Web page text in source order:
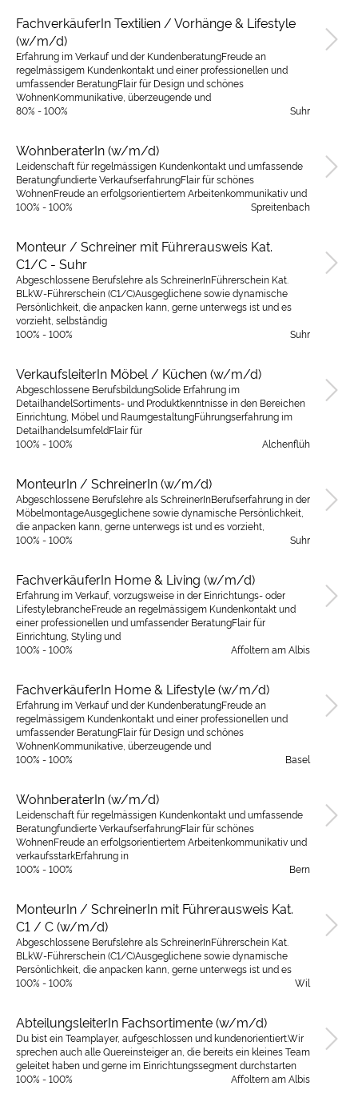
FachverkäuferIn Textilien / Vorhänge & Lifestyle
(w/m/d)
Erfahrung im Verkauf und der KundenberatungFreude an
regelmässigem Kundenkontakt und einer professionellen und
umfassender BeratungFlair für Design und schönes
WohnenKommunikative, überzeugende und
80% - 100%
Suhr
WohnberaterIn (w/m/d)
Leidenschaft für regelmässigen Kundenkontakt und umfassende
Beratungfundierte VerkaufserfahrungFlair für schönes
WohnenFreude an erfolgsorientiertem Arbeitenkommunikativ und
100% - 100%
Spreitenbach
Monteur / Schreiner mit Führerausweis Kat.
C1/C - Suhr
Abgeschlossene Berufslehre als SchreinerInFührerschein Kat.
BLkW-Führerschein (C1/C)Ausgeglichene sowie dynamische
Persönlichkeit, die anpacken kann, gerne unterwegs ist und es
vorzieht, selbständig
100% - 100%
Suhr
VerkaufsleiterIn Möbel / Küchen (w/m/d)
Abgeschlossene BerufsbildungSolide Erfahrung im
DetailhandelSortiments- und Produktkenntnisse in den Bereichen
Einrichtung, Möbel und RaumgestaltungFührungserfahrung im
DetailhandelsumfeldFlair für
100% - 100%
Alchenflüh
MonteurIn / SchreinerIn (w/m/d)
Abgeschlossene Berufslehre als SchreinerInBerufserfahrung in der
MöbelmontageAusgeglichene sowie dynamische Persönlichkeit,
die anpacken kann, gerne unterwegs ist und es vorzieht,
100% - 100%
Suhr
FachverkäuferIn Home & Living (w/m/d)
Erfahrung im Verkauf, vorzugsweise in der Einrichtungs- oder
LifestylebrancheFreude an regelmässigem Kundenkontakt und
einer professionellen und umfassender BeratungFlair für
Einrichtung, Styling und
100% - 100%
Affoltern am Albis
FachverkäuferIn Home & Lifestyle (w/m/d)
Erfahrung im Verkauf und der KundenberatungFreude an
regelmässigem Kundenkontakt und einer professionellen und
umfassender BeratungFlair für Design und schönes
WohnenKommunikative, überzeugende und
100% - 100%
Basel
WohnberaterIn (w/m/d)
Leidenschaft für regelmässigen Kundenkontakt und umfassende
Beratungfundierte VerkaufserfahrungFlair für schönes
WohnenFreude an erfolgsorientiertem Arbeitenkommunikativ und
verkaufsstarkErfahrung in
100% - 100%
Bern
MonteurIn / SchreinerIn mit Führerausweis Kat.
C1 / C (w/m/d)
Abgeschlossene Berufslehre als SchreinerInFührerschein Kat.
BLkW-Führerschein (C1/C)Ausgeglichene sowie dynamische
Persönlichkeit, die anpacken kann, gerne unterwegs ist und es
100% - 100%
Wil
AbteilungsleiterIn Fachsortimente (w/m/d)
Du bist ein Teamplayer, aufgeschlossen und kundenorientiert.Wir
sprechen auch alle Quereinsteiger an, die bereits ein kleines Team
geleitet haben und gerne im Einrichtungssegment durchstarten
100% - 100%
Affoltern am Albis